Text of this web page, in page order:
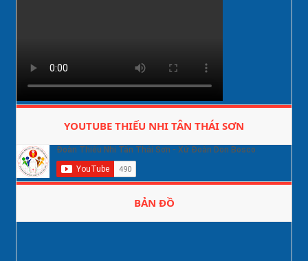
YOUTUBE THIẾU NHI TÂN THÁI SƠN
BẢN ĐỒ